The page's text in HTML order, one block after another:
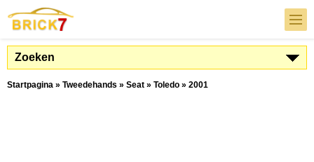
Zoeken
Startpagina » Tweedehands » Seat » Toledo » 2001